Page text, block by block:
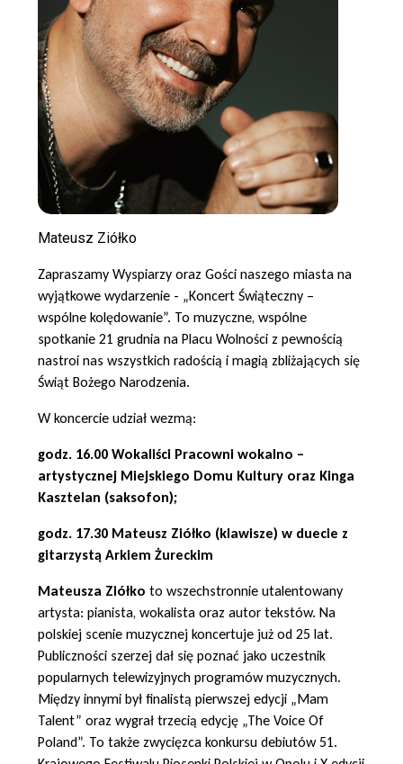
Mateusz Ziółko
Zapraszamy Wyspiarzy oraz Gości naszego miasta na
wyjątkowe wydarzenie - „Koncert Świąteczny –
wspólne kolędowanie”. To muzyczne, wspólne
spotkanie 21 grudnia na Placu Wolności z pewnością
nastroi nas wszystkich radością i magią zbliżających się
Świąt Bożego Narodzenia.
W koncercie udział wezmą:
godz. 16.00 Wokaliści Pracowni wokalno –
artystycznej Miejskiego Domu Kultury oraz Kinga
Kasztelan (saksofon);
godz. 17.30 Mateusz Ziółko (klawisze) w duecie z
gitarzystą Arkiem Żureckim
Mateusza Ziółko to wszechstronnie utalentowany
artysta: pianista, wokalista oraz autor tekstów. Na
polskiej scenie muzycznej koncertuje już od 25 lat.
Publiczności szerzej dał się poznać jako uczestnik
popularnych telewizyjnych programów muzycznych.
Między innymi był finalistą pierwszej edycji „Mam
Talent” oraz wygrał trzecią edycję „The Voice Of
Poland”. To także zwycięzca konkursu debiutów 51.